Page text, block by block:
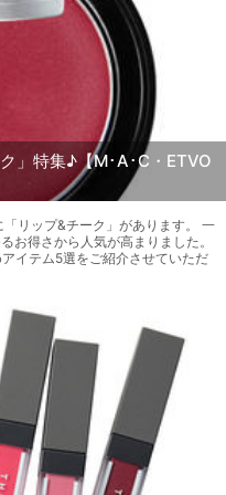
」特集♪【M･A･C・ETVO
リップ&チーク」があります。 一
お得さから人気が高まりました。
イテム5選をご紹介させていただ